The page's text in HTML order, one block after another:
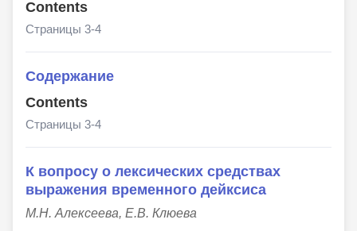
Contents
Страницы 3-4
Содержание
Contents
Страницы 3-4
К вопросу о лексических средствах
выражения временного дейксиса
М.Н. Алексеева, Е.В. Клюева